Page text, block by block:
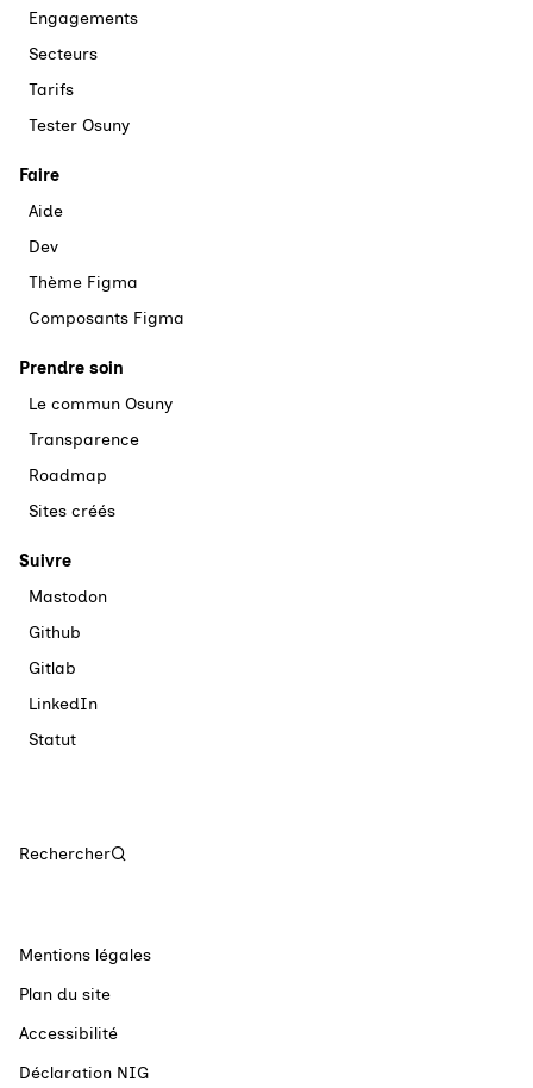
Engagements
Secteurs
Tarifs
Tester Osuny
Faire
Aide
Dev
Thème Figma
Composants Figma
Prendre soin
Le commun Osuny
Transparence
Roadmap
Sites créés
Suivre
Mastodon
Github
Gitlab
LinkedIn
Statut
Rechercher
Mentions légales
Plan du site
Accessibilité
Déclaration NIG